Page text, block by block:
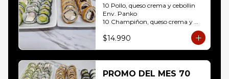
10 Pollo, queso crema y cebollin
Env. Panko
10 Champiñon, queso crema y
10 Kanikama, queso crema y
Env. Palta
10 Hosomaki ( Palta)
$14.990
PROMO DEL MES 70